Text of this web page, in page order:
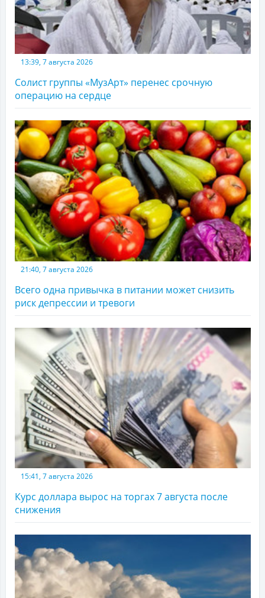
13:39, 7 августа 2026
Солист группы «МузАрт» перенес срочную
операцию на сердце
21:40, 7 августа 2026
Всего одна привычка в питании может снизить
риск депрессии и тревоги
15:41, 7 августа 2026
Курс доллара вырос на торгах 7 августа после
снижения